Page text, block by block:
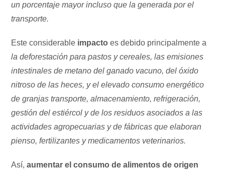
un porcentaje mayor incluso que la generada por el
transporte.
Este considerable impacto es debido principalmente a
la deforestación para pastos y cereales, las emisiones
intestinales de metano del ganado vacuno, del óxido
nitroso de las heces, y el elevado consumo energético
de granjas transporte, almacenamiento, refrigeración,
gestión del estiércol y de los residuos asociados a las
actividades agropecuarias y de fábricas que elaboran
pienso, fertilizantes y medicamentos veterinarios.
Así,aumentar el consumo de alimentos de origen